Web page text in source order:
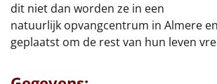
Luxe
Mannen
dit niet dan worden ze in een
natuurlijk opvangcentrum in Almere
geplaatst om de rest van hun leven